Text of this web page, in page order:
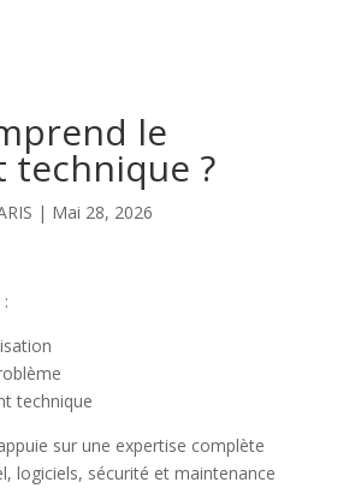
le
technique ?
| Mai 28, 2026
technique
sur une expertise complète
logiciels, sécurité et maintenance